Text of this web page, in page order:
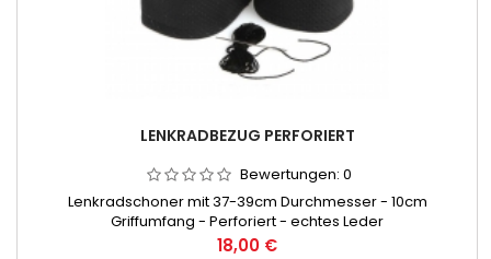
LENKRADBEZUG PERFORIERT
Bewertungen: 0
Lenkradschoner mit 37-39cm Durchmesser - 10cm
Griffumfang - Perforiert - echtes Leder
Preis
18,00 €